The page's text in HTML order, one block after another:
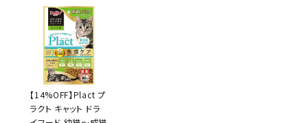
【14%OFF】Plact プ
ラクト キャット ドラ